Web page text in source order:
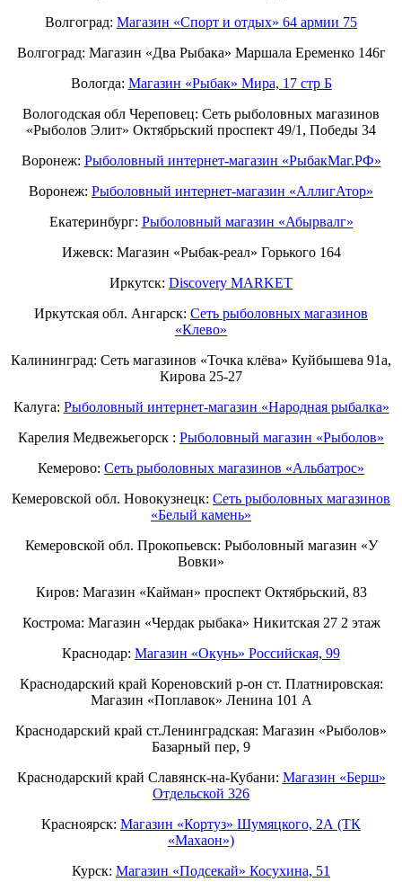
Волгоград: Магазин «Спорт и отдых» 64 армии 75
Волгоград: Магазин «Два Рыбака» Маршала Еременко 146г
Вологда: Магазин «Рыбак» Мира, 17 стр Б
Вологодская обл Череповец: Сеть рыболовных магазинов
«Рыболов Элит» Октябрьский проспект 49/1, Победы 34
Воронеж: Рыболовный интернет-магазин «РыбакМаг.РФ»
Воронеж: Рыболовный интернет-магазин «АллигАтор»
Екатеринбург: Рыболовный магазин «Абырвалг»
Ижевск: Магазин «Рыбак-реал» Горького 164
Иркутск: Discovery MARKET
Иркутская обл. Ангарск: Сеть рыболовных магазинов
«Клево»
Калининград: Сеть магазинов «Точка клёва» Куйбышева 91а,
Кирова 25-27
Калуга: Рыболовный интернет-магазин «Народная рыбалка»
Карелия Медвежьегорск : Рыболовный магазин «Рыболов»
Кемерово: Сеть рыболовных магазинов «Альбатрос»
Кемеровской обл. Новокузнецк: Сеть рыболовных магазинов
«Белый камень»
Кемеровской обл. Прокопьевск: Рыболовный магазин «У
Вовки»
Киров: Магазин «Кайман» проспект Октябрьский, 83
Кострома: Магазин «Чердак рыбака» Никитская 27 2 этаж
Краснодар: Магазин «Окунь» Российская, 99
Краснодарский край Кореновский р-он ст. Платнировская:
Магазин «Поплавок» Ленина 101 А
Краснодарский край ст.Ленинградская: Магазин «Рыболов»
Базарный пер, 9
Краснодарский край Славянск-на-Кубани: Магазин «Берш»
Отдельской 326
Красноярск: Магазин «Кортуз» Шумяцкого, 2А (ТК
«Махаон»)
Курск: Магазин «Подсекай» Косухина, 51